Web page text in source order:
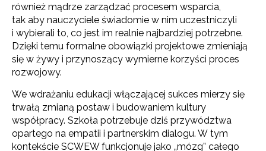
również mądrze zarządzać procesem wsparcia,
tak aby nauczyciele świadomie w nim uczestniczyli
i wybierali to, co jest im realnie najbardziej potrzebne.
Dzięki temu formalne obowiązki projektowe zmieniają
się w żywy i przynoszący wymierne korzyści proces
rozwojowy.
We wdrażaniu edukacji włączającej sukces mierzy się
trwałą zmianą postaw i budowaniem kultury
współpracy. Szkoła potrzebuje dziś przywództwa
opartego na empatii i partnerskim dialogu. W tym
kontekście SCWEW funkcjonuje jako „mózg” całego